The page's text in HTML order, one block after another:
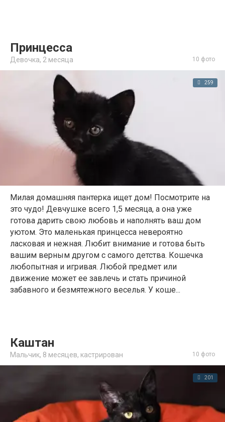
Принцесса
Девочка, 2 месяца 10 фото
259
Милая домашняя пантерка ищет дом! Посмотрите на
это чудо! Девчушке всего 1,5 месяца, а она уже
готова дарить свою любовь и наполнять ваш дом
уютом. Это маленькая принцесса невероятно
ласковая и нежная. Любит внимание и готова быть
вашим верным другом с самого детства. Кошечка
любопытная и игривая. Любой предмет или
движение может ее завлечь и стать причиной
забавного и безмятежного веселья. У коше...
Каштан
Мальчик, 8 месяцев, кастрирован 10 фото
201